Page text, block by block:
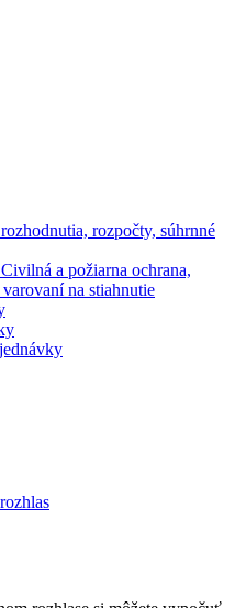
rozpočty, súhrnné
a požiarna ochrana,
na stiahnutie